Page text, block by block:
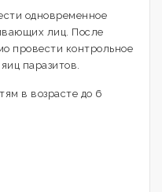
одновременное
лиц. После
провести контрольное
паразитов.
в возрасте до 6